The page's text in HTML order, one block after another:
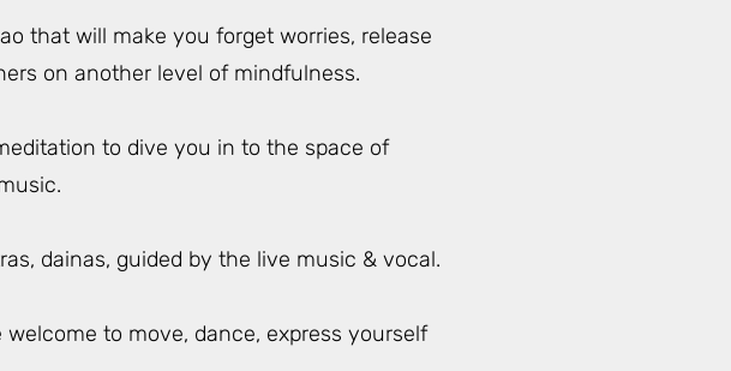
that will make you forget worries, release
on another level of mindfulness.
to dive you in to the space of
dainas, guided by the live music & vocal.
to move, dance, express yourself